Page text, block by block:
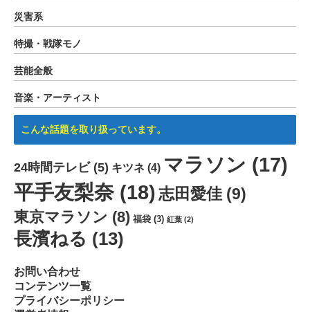
災害系
特撮・戦隊モノ
芸能全般
音楽・アーティスト
こんな話題を取り扱っています。
24時間テレビ(5) キツネ (4) マラソン (17)
平手友梨奈(18)志田愛佳 (9)
東京マラソン (8) 福袋 (3) 紅葉 (2)
長濱ねる (13)
お問い合わせ
コンテンツ一覧
プライバシーポリシー